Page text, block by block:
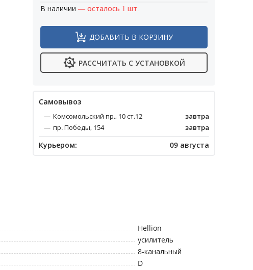
В наличии — осталось 1 шт.
ДОБАВИТЬ В КОРЗИНУ
РАССЧИТАТЬ С УСТАНОВКОЙ
Cамовывоз
Комсомольский пр., 10 ст.12
завтра
пр. Победы, 154
завтра
Курьером: 09 августа
Hellion
усилитель
8-канальный
D